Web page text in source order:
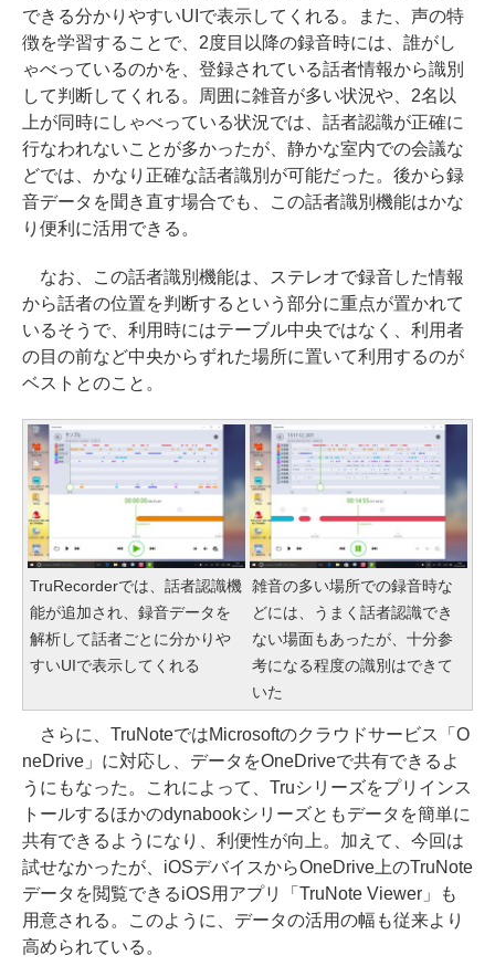
できる分かりやすいUIで表示してくれる。また、声の特
徴を学習することで、2度目以降の録音時には、誰がし
ゃべっているのかを、登録されている話者情報から識別
して判断してくれる。周囲に雑音が多い状況や、2名以
上が同時にしゃべっている状況では、話者認識が正確に
行なわれないことが多かったが、静かな室内での会議な
どでは、かなり正確な話者識別が可能だった。後から録
音データを聞き直す場合でも、この話者識別機能はかな
り便利に活用できる。
なお、この話者識別機能は、ステレオで録音した情報
から話者の位置を判断するという部分に重点が置かれて
いるそうで、利用時にはテーブル中央ではなく、利用者
の目の前など中央からずれた場所に置いて利用するのが
ベストとのこと。
TruRecorderでは、話者認識機
能が追加され、録音データを
解析して話者ごとに分かりや
すいUIで表示してくれる
雑音の多い場所での録音時な
どには、うまく話者認識でき
ない場面もあったが、十分参
考になる程度の識別はできて
いた
さらに、TruNoteではMicrosoftのクラウドサービス「O
neDrive」に対応し、データをOneDriveで共有できるよ
うにもなった。これによって、Truシリーズをプリインス
トールするほかのdynabookシリーズともデータを簡単に
共有できるようになり、利便性が向上。加えて、今回は
試せなかったが、iOSデバイスからOneDrive上のTruNote
データを閲覧できるiOS用アプリ「TruNote Viewer」も
用意される。このように、データの活用の幅も従来より
高められている。